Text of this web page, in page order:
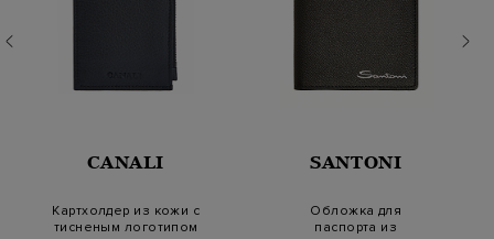
CANALI
Картхолдер из кожи с
тисненым логотипом
SANTONI
Обложка для
паспорта из